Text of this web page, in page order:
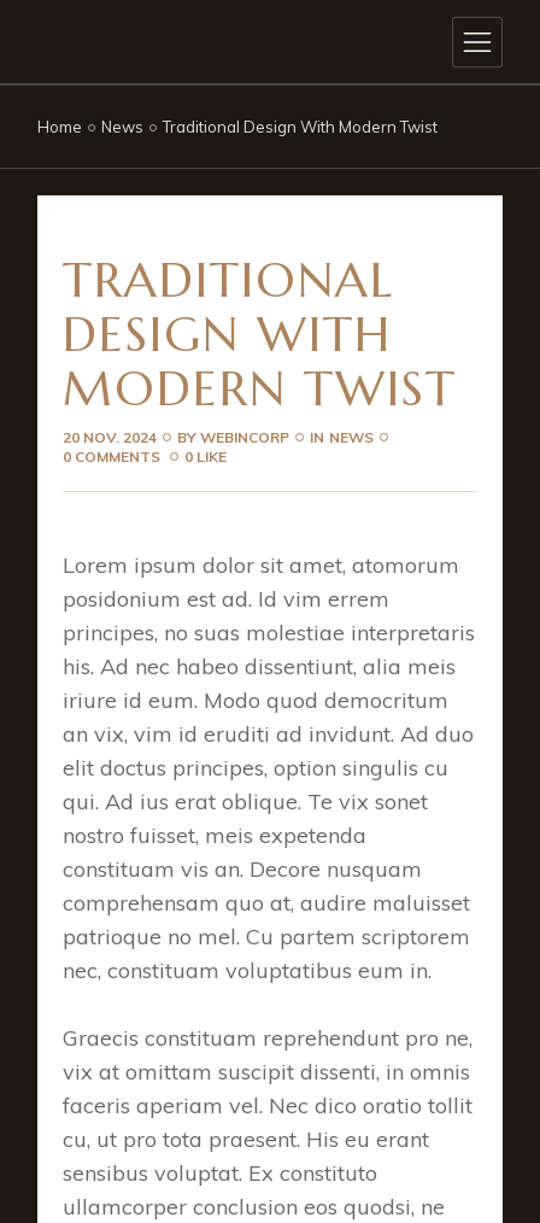
Home News Traditional Design With Modern Twist
TRADITIONAL
DESIGN WITH
MODERN TWIST
20 NOV. 2024 BYWEBINCORP IN NEWS
0 COMMENTS
0 LIKE
Lorem ipsum dolor sit amet, atomorum
posidonium est ad. Id vim errem
principes, no suas molestiae interpretaris
his. Ad nec habeo dissentiunt, alia meis
iriure id eum. Modo quod democritum
an vix, vim id eruditi ad invidunt. Ad duo
elit doctus principes, option singulis cu
qui. Ad ius erat oblique. Te vix sonet
nostro fuisset, meis expetenda
constituam vis an. Decore nusquam
comprehensam quo at, audire maluisset
patrioque no mel. Cu partem scriptorem
nec, constituam voluptatibus eum in.
Graecis constituam reprehendunt pro ne,
vix at omittam suscipit dissenti, in omnis
faceris aperiam vel. Nec dico oratio tollit
cu, ut pro tota praesent. His eu erant
sensibus voluptat. Ex constituto
ullamcorper conclusion eos quodsi, ne